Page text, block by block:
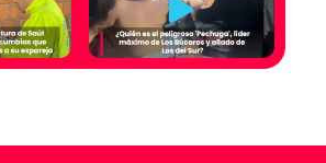
comenzó con la captura, sino con el
que empezó a recibir
en las que le exigían dinero a